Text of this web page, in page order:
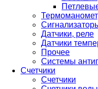
Датчики, реле
Датчики
Прочее
Системы
Счетчики
Счетчики